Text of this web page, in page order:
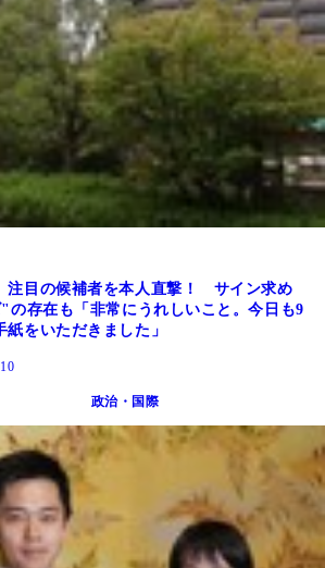
注目の候補者を本人直撃！ サイン求め
の存在も「非常にうれしいこと。今日も9
をいただきました」
政治・国際